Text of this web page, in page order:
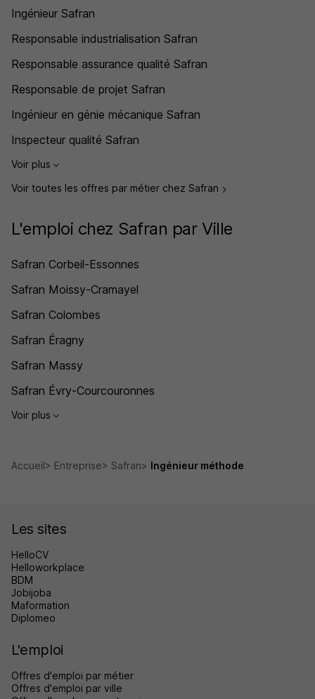
Ingénieur Safran
Responsable industrialisation Safran
Responsable assurance qualité Safran
Responsable de projet Safran
Ingénieur en génie mécanique Safran
Inspecteur qualité Safran
Voir plus
Voir toutes les offres par métier chez Safran
L'emploi chez Safran par Ville
Safran Corbeil-Essonnes
Safran Moissy-Cramayel
Safran Colombes
Safran Éragny
Safran Massy
Safran Évry-Courcouronnes
Voir plus
Accueil Entreprise Safran Ingénieur méthode
Les sites
HelloCV
Helloworkplace
BDM
Jobijoba
Maformation
Diplomeo
L'emploi
Offres d'emploi par métier
Offres d'emploi par ville